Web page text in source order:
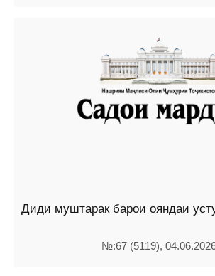
Диди муштарак барои ояндаи
№:67 (5119),